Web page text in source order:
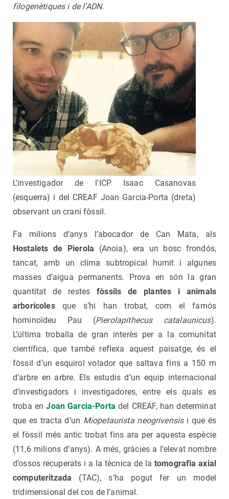
filogenètiques i de l’ADN.
L'investigador de l'ICP Isaac Casanovas
(esquerra) i del CREAF Joan Garcia-Porta (dreta)
observant un crani fòssil.
Fa milions d’anys l’abocador de Can Mata, als
Hostalets de Pierola (Anoia), era un bosc frondós,
tancat, amb un clima subtropical humit i algunes
masses d’aigua permanents. Prova en són la gran
quantitat de restesfòssils de plantes i animals
arborícolesque s’hi han trobat, com el famós
hominoïdeu Pau (Pierolapithecus catalaunicus).
L’última troballa de gran interès per a la comunitat
científica, que també reflexa aquest paisatge, és el
fòssil d’un esquirol volador que saltava fins a 150 m
d’arbre en arbre. Els estudis d’un equip internacional
d’investigadors i investigadores, entre els quals es
troba enJoan Garcia-Porta del CREAF, han determinat
que es tracta d’un Miopetaurista neogrivensisi que és
el fòssil més antic trobat fins ara per aquesta espècie
(11,6 milions d’anys). A més, gràcies a l’elevat nombre
d’ossos recuperats i a la tècnica de la tomografia axial
computeritzada (TAC), s’ha pogut fer un model
tridimensional del cos de l’animal.